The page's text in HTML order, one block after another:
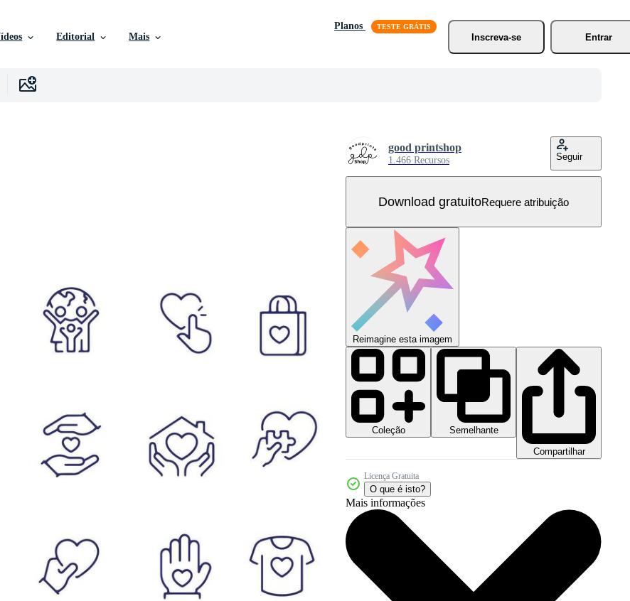
Editorial Mais
Planos
Inscreva-se
Entrar
good printshop
1.466 Recursos Seguir
Download gratuitoRequere atribuição
Reimagine esta imagem
Coleção
Semelhante
Compartilhar
Licença Gratuita
O que é isto?
Mais informações